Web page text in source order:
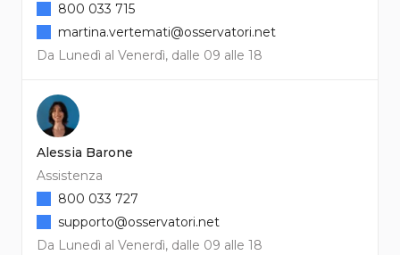
Da Lunedì al Venerdì, dalle 09 alle 18
800 033 715
martina.vertemati@osservatori.net
Alessia Barone
Assistenza
Da Lunedì al Venerdì, dalle 09 alle 18
800 033 727
supporto@osservatori.net